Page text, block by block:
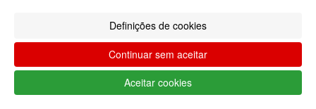
DDR
4
ECC
DDR
Definições de cookies
Continuar sem aceitar
Aceitar cookies